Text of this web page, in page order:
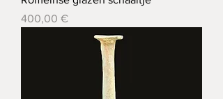
Prix
400,00 €